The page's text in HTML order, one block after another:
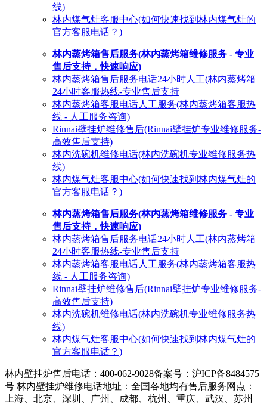
线)
林内煤气灶客服中心(如何快速找到林内煤气灶的
官方客服电话？)
林内蒸烤箱售后服务(林内蒸烤箱维修服务 - 专业
售后支持，快速响应)
林内蒸烤箱售后服务电话24小时人工(林内蒸烤箱
24小时客服热线-专业售后支持
林内蒸烤箱客服电话人工服务(林内蒸烤箱客服热
线 - 人工服务咨询)
Rinnai壁挂炉维修售后(Rinnai壁挂炉专业维修服务-
高效售后支持)
林内洗碗机维修电话(林内洗碗机专业维修服务热
线)
林内煤气灶客服中心(如何快速找到林内煤气灶的
官方客服电话？)
林内蒸烤箱售后服务(林内蒸烤箱维修服务 - 专业
售后支持，快速响应)
林内蒸烤箱售后服务电话24小时人工(林内蒸烤箱
24小时客服热线-专业售后支持
林内蒸烤箱客服电话人工服务(林内蒸烤箱客服热
线 - 人工服务咨询)
Rinnai壁挂炉维修售后(Rinnai壁挂炉专业维修服务-
高效售后支持)
林内洗碗机维修电话(林内洗碗机专业维修服务热
线)
林内煤气灶客服中心(如何快速找到林内煤气灶的
官方客服电话？)
林内壁挂炉售后电话：400-062-9028备案号：沪ICP备8484575
号 林内壁挂炉维修电话地址：全国各地均有售后服务网点：
上海、北京、深圳、广州、成都、杭州、重庆、武汉、苏州